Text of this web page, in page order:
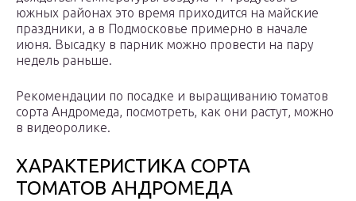
южных районах это время приходится на майские
праздники, а в Подмосковье примерно в начале
июня. Высадку в парник можно провести на пару
недель раньше.
Рекомендации по посадке и выращиванию томатов
сорта Андромеда, посмотреть, как они растут, можно
в видеоролике.
ХАРАКТЕРИСТИКА СОРТА
ТОМАТОВ АНДРОМЕДА